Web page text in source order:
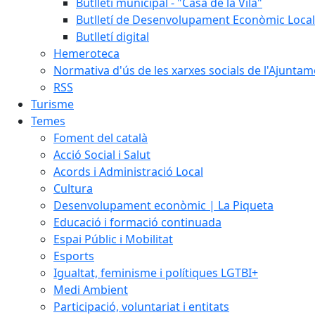
Butlletí de Desenvolupament Econòmic Local
Butlletí digital
Hemeroteca
Normativa d'ús de les xarxes socials de
RSS
Turisme
Temes
Foment del català
Acció Social i Salut
Acords i Administració Local
Cultura
Desenvolupament econòmic | La Piqueta
Educació i formació continuada
Espai Públic i Mobilitat
Esports
Igualtat, feminisme i polítiques LGTBI+
Medi Ambient
Participació, voluntariat i entitats